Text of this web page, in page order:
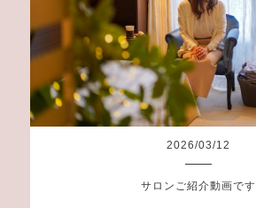
2026/03/12
サロンご紹介動画です